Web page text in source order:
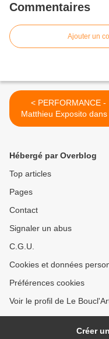
Commentaires
Ajouter un
< PERFORMANCE -
Matthieu Exposito dans
Peau de Expopaix -
Novembre 2016 à 20h00
Hébergé par Overblog
Top articles
Pages
Contact
Signaler un abus
C.G.U.
Cookies et données
Préférences cookies
Voir le profil de Le
Créer